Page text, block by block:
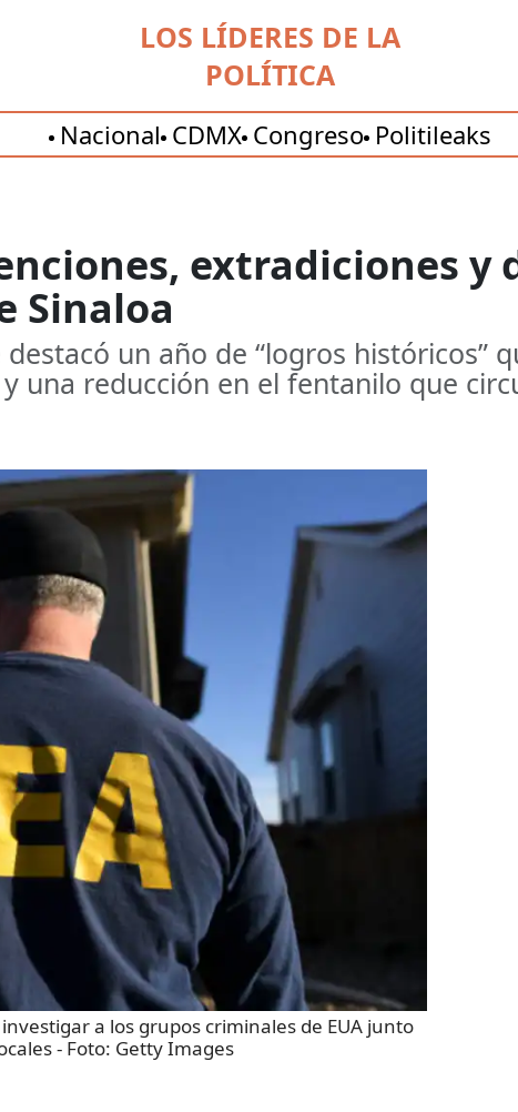
LOS LÍDERES DE LA
POLÍTICA
Nacional CDMX Congreso Politileaks
extradiciones y
Sinaloa
un año de “logros históricos”
una reducción en el fentanilo que
a los grupos criminales de EUA junto
- Foto: Getty Images